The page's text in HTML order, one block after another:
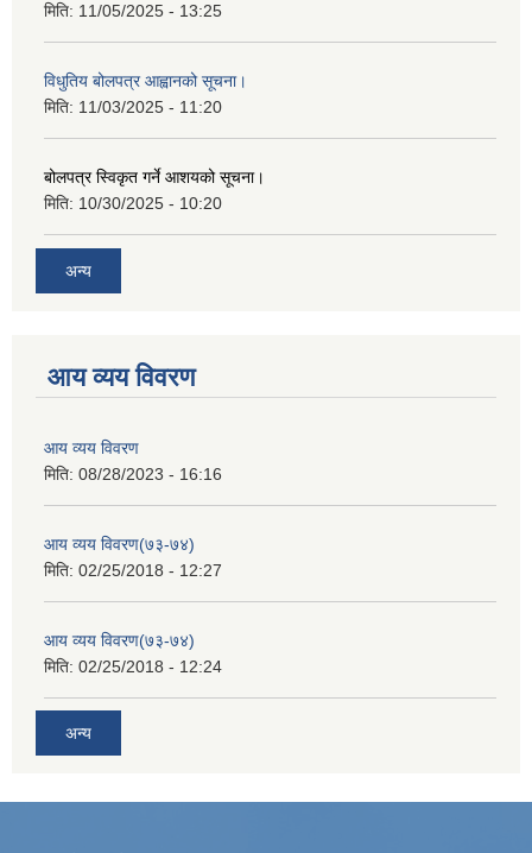
मिति: 11/05/2025 - 13:25
विधुतिय बोलपत्र आह्वानको सूचना।
मिति: 11/03/2025 - 11:20
बोलपत्र स्विकृत गर्ने आशयको सूचना।
मिति: 10/30/2025 - 10:20
अन्य
आय व्यय विवरण
आय व्यय विवरण
मिति: 08/28/2023 - 16:16
आय व्यय विवरण(७३-७४)
मिति: 02/25/2018 - 12:27
आय व्यय विवरण(७३-७४)
मिति: 02/25/2018 - 12:24
अन्य